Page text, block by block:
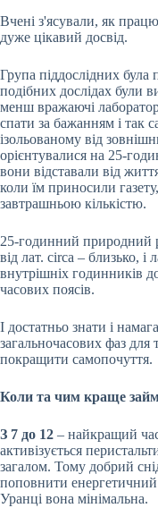
Вчені з'ясували, як
дуже цікавий досвід.
Група піддослідних
подібних дослідах були
менш вражаючі
спати за бажанням і так
ізольованому від
орієнтувалися на 25-
вони відставали від
коли їм приносили
завтрашньою кількістю.
25-годинний природний
від лат. circa – близько, і
внутрішніх годинників
часових поясів.
І достатньо знати і
загальночасових фаз
покращити самопочуття.
Коли та чим краще
З 7 до 12 – найкращий час
активізується
загалом. Тому добрий
поповнити енергетичний
Уранці вона мінімальна.